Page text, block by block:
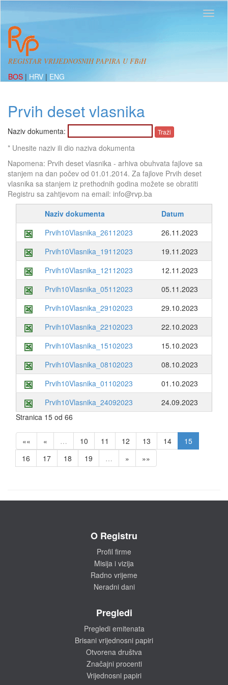
REGISTAR VRIJEDNOSNIH PAPIRA U FBiH
BOS | HRV | ENG
Prvih deset vlasnika
Naziv dokumenta:
* Unesite naziv ili dio naziva dokumenta
Napomena: Prvih deset vlasnika - arhiva obuhvata fajlove sa
stanjem na dan počev od 01.01.2014. Za fajlove Prvih deset
vlasnika sa stanjem iz prethodnih godina možete se obratiti
Registru sa zahtjevom na email: info@rvp.ba
Naziv dokumenta
Datum
Prvih10Vlasnika_26112023
26.11.2023
Prvih10Vlasnika_19112023
19.11.2023
Prvih10Vlasnika_12112023
12.11.2023
Prvih10Vlasnika_05112023
05.11.2023
Prvih10Vlasnika_29102023
29.10.2023
Prvih10Vlasnika_22102023
22.10.2023
Prvih10Vlasnika_15102023
15.10.2023
Prvih10Vlasnika_08102023
08.10.2023
Prvih10Vlasnika_01102023
01.10.2023
Prvih10Vlasnika_24092023
24.09.2023
Stranica 15 od 66
«« « … 10 11 12 13 14
15
16
17 18 19 … » »»
O Registru
Profil firme
Misija i vizija
Radno vrijeme
Neradni dani
Pregledi
Pregledi emitenata
Brisani vrijednosni papiri
Otvorena društva
Značajni procenti
Vrijednosni papiri